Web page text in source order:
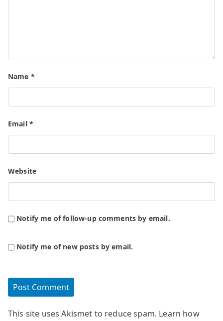
Name *
Email *
Website
Notify me of follow-up comments by email.
Notify me of new posts by email.
This site uses Akismet to reduce spam. Learn how